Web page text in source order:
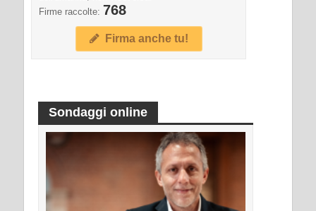
Firme raccolte: 768
Firma anche tu!
Sondaggi online